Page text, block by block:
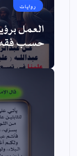
روايات
العمل
حسب فقه